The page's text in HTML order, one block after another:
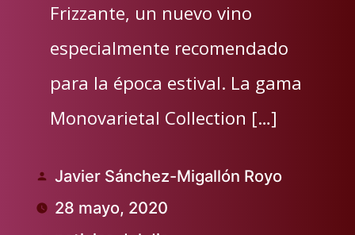
Frizzante, un nuevo vino
especialmente recomendado
para la época estival. La gama
Monovarietal Collection […]
Publicado
por
Javier Sánchez-Migallón Royo
28 mayo, 2020